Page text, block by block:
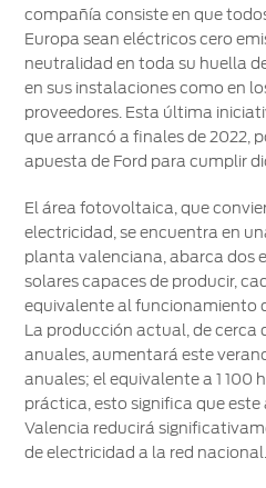
Guía
360
Ford
app
Agendamiento
Online
compañía consiste en que
Europa sean eléctricos cero
neutralidad en toda su huella
en sus instalaciones como en
proveedores. Esta última
que arrancó a finales de 2022,
apuesta de Ford para cumplir
El área fotovoltaica, que
electricidad, se encuentra en
planta valenciana, abarca dos
solares capaces de producir,
equivalente al funcionamiento
La producción actual, de cerca
anuales, aumentará este
anuales; el equivalente a 1 100
práctica, esto significa que este
Valencia reducirá
de electricidad a la red